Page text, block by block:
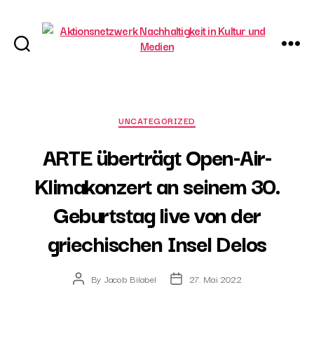
Kultur
und
Medien
Categories
UNCATEGORIZED
ARTE überträgt Open-Air-
Klimakonzert an seinem 30.
Geburtstag live von der
griechischen Insel Delos
PostBy Jacob Bilabel
Post27. Mai 2022